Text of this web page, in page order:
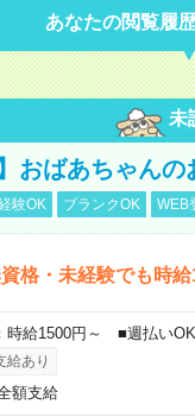
あなたの閲覧履
未
おばあちゃん
験OK ブランクOK WEB
・未経験でも時給
時給1500円～ ■週払い
給あり
額支給